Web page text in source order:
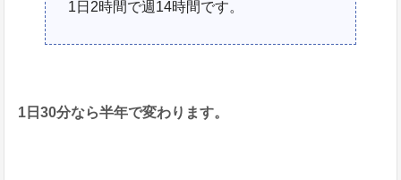
1日2時間で週14時間です。
1日30分なら半年で変わります。